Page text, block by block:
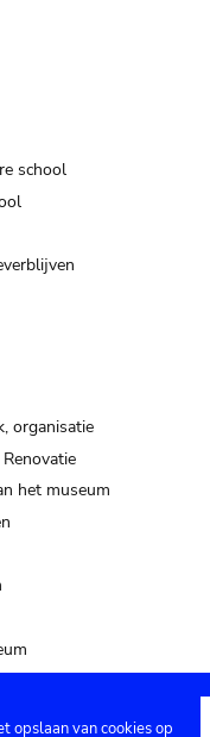
school
organisatie
het museum
opslaan van cookies op